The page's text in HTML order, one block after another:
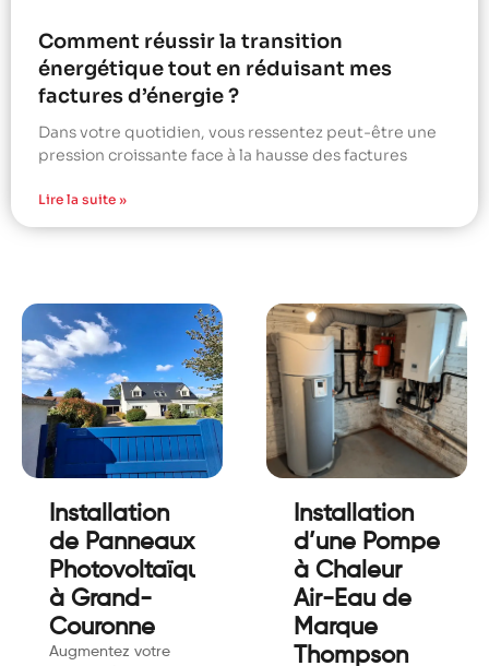
Comment réussir la transition
énergétique tout en réduisant mes
factures d’énergie ?
Dans votre quotidien, vous ressentez peut-être une
pression croissante face à la hausse des factures
Lire la suite »
Installation
de Panneaux
Photovoltaïques
à Grand-
Couronne
Augmentez votre
Installation
d’une Pompe
à Chaleur
Air-Eau de
Marque
Thompson